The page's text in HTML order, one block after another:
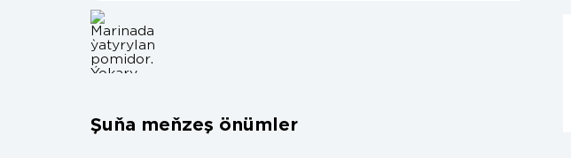
Şuňa meňzeş önümler